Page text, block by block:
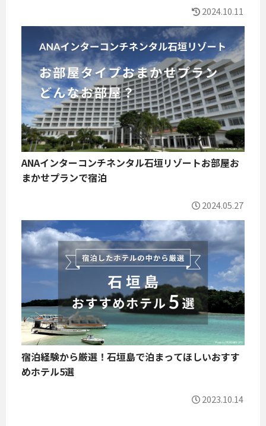
2024.10.11
ANAインターコンチネンタル石垣リゾートお部屋お
まかせプランで宿泊
2024.05.27
宿泊経験から厳選！石垣島で泊まってほしいおすす
めホテル5選
2023.10.14